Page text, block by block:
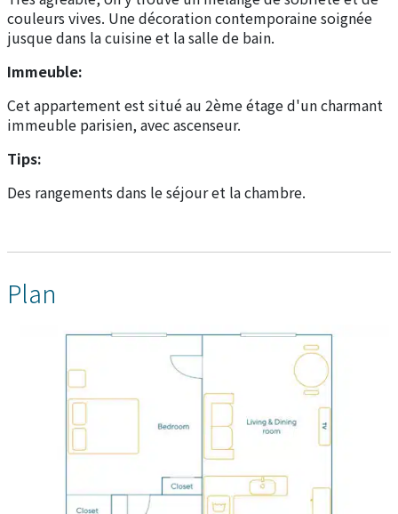
couleurs vives. Une décoration contemporaine soignée
jusque dans la cuisine et la salle de bain.
Immeuble:
Cet appartement est situé au 2ème étage d'un charmant
immeuble parisien, avec ascenseur.
Tips:
Des rangements dans le séjour et la chambre.
Plan